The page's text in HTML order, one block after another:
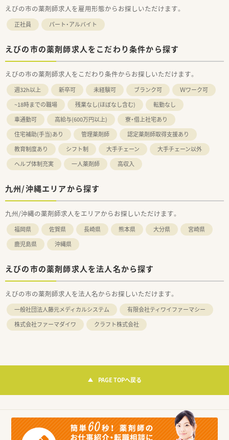
えびの市の薬剤師求人を雇用形態からお探しいただけます。
正社員 パート・アルバイト
えびの市の薬剤師求人をこだわり条件から探す
えびの市の薬剤師求人をこだわり条件からお探しいただけます。
週32h以上 新卒可 未経験可 ブランク可
Ｗワーク可
~18時までの職場
残業なし(ほぼなし含む)
転勤なし
車通勤可
高給与(600万円以上)
寮・借上社宅あり
住宅補助(手当)あり
管理薬剤師
認定薬剤師取得支援あり
教育制度あり
シフト制 大手チェーン
大手チェーン以外
ヘルプ体制充実
一人薬剤師 高収入
九州/沖縄エリアから探す
九州/沖縄の薬剤師求人をエリアからお探しいただけます。
福岡県 佐賀県 長崎県 熊本県 大分県
宮崎県
鹿児島県
沖縄県
えびの市の薬剤師求人を法人名から探す
えびの市の薬剤師求人を法人名からお探しいただけます。
一般社団法人藤元メディカルシステム
有限会社ティワイファーマシー
株式会社ファーマダイワ
クラフト株式会社
PAGE TOPへ戻る